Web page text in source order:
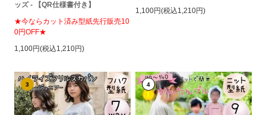
ッズ - 【QR仕様書付き】
★今ならカット済み型紙先行販売10
0円OFF★
1,100円(税込1,210円)
1,100円(税込1,210円)
3 4